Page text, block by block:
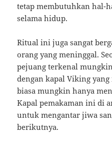
tetap membutuhkan hal-
selama hidup.
Ritual ini juga sangat
orang yang meninggal.
pejuang terkenal
dengan kapal Viking
biasa mungkin hanya
Kapal pemakaman ini di
untuk mengantar jiwa
berikutnya.